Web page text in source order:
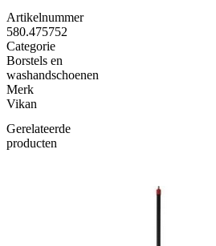
Artikelnummer
580.475752
Categorie
Borstels en
washandschoenen
Merk
Vikan
Gerelateerde
producten